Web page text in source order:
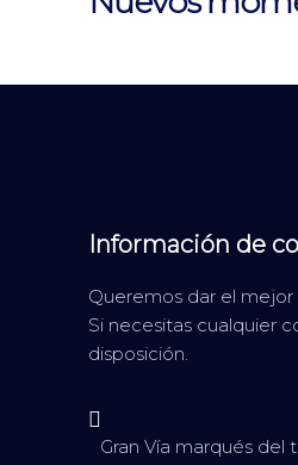
Información de
Queremos dar el mejor
Si necesitas cualquier
disposición.
Gran Vía marqués del